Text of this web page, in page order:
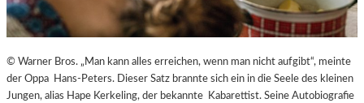
© Warner Bros. „Man kann alles erreichen, wenn man nicht aufgibt“, meinte
der Oppa Hans-Peters. Dieser Satz brannte sich ein in die Seele des kleinen
Jungen, alias Hape Kerkeling, der bekannte Kabarettist. Seine Autobiografie